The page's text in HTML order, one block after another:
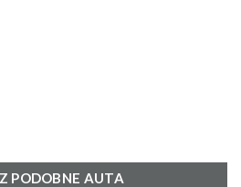
PODOBNE AUTA